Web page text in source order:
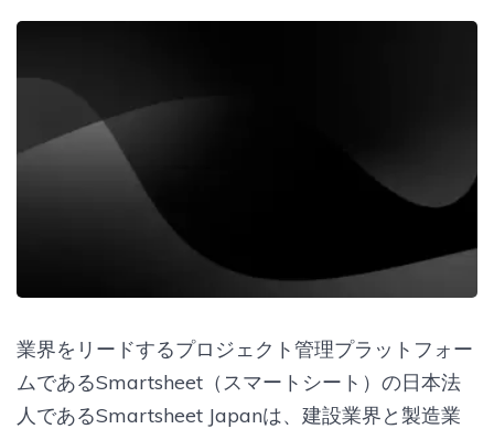
業界をリードするプロジェクト管理プラットフォー
ムであるSmartsheet（スマートシート）の日本法
人であるSmartsheet Japanは、建設業界と製造業